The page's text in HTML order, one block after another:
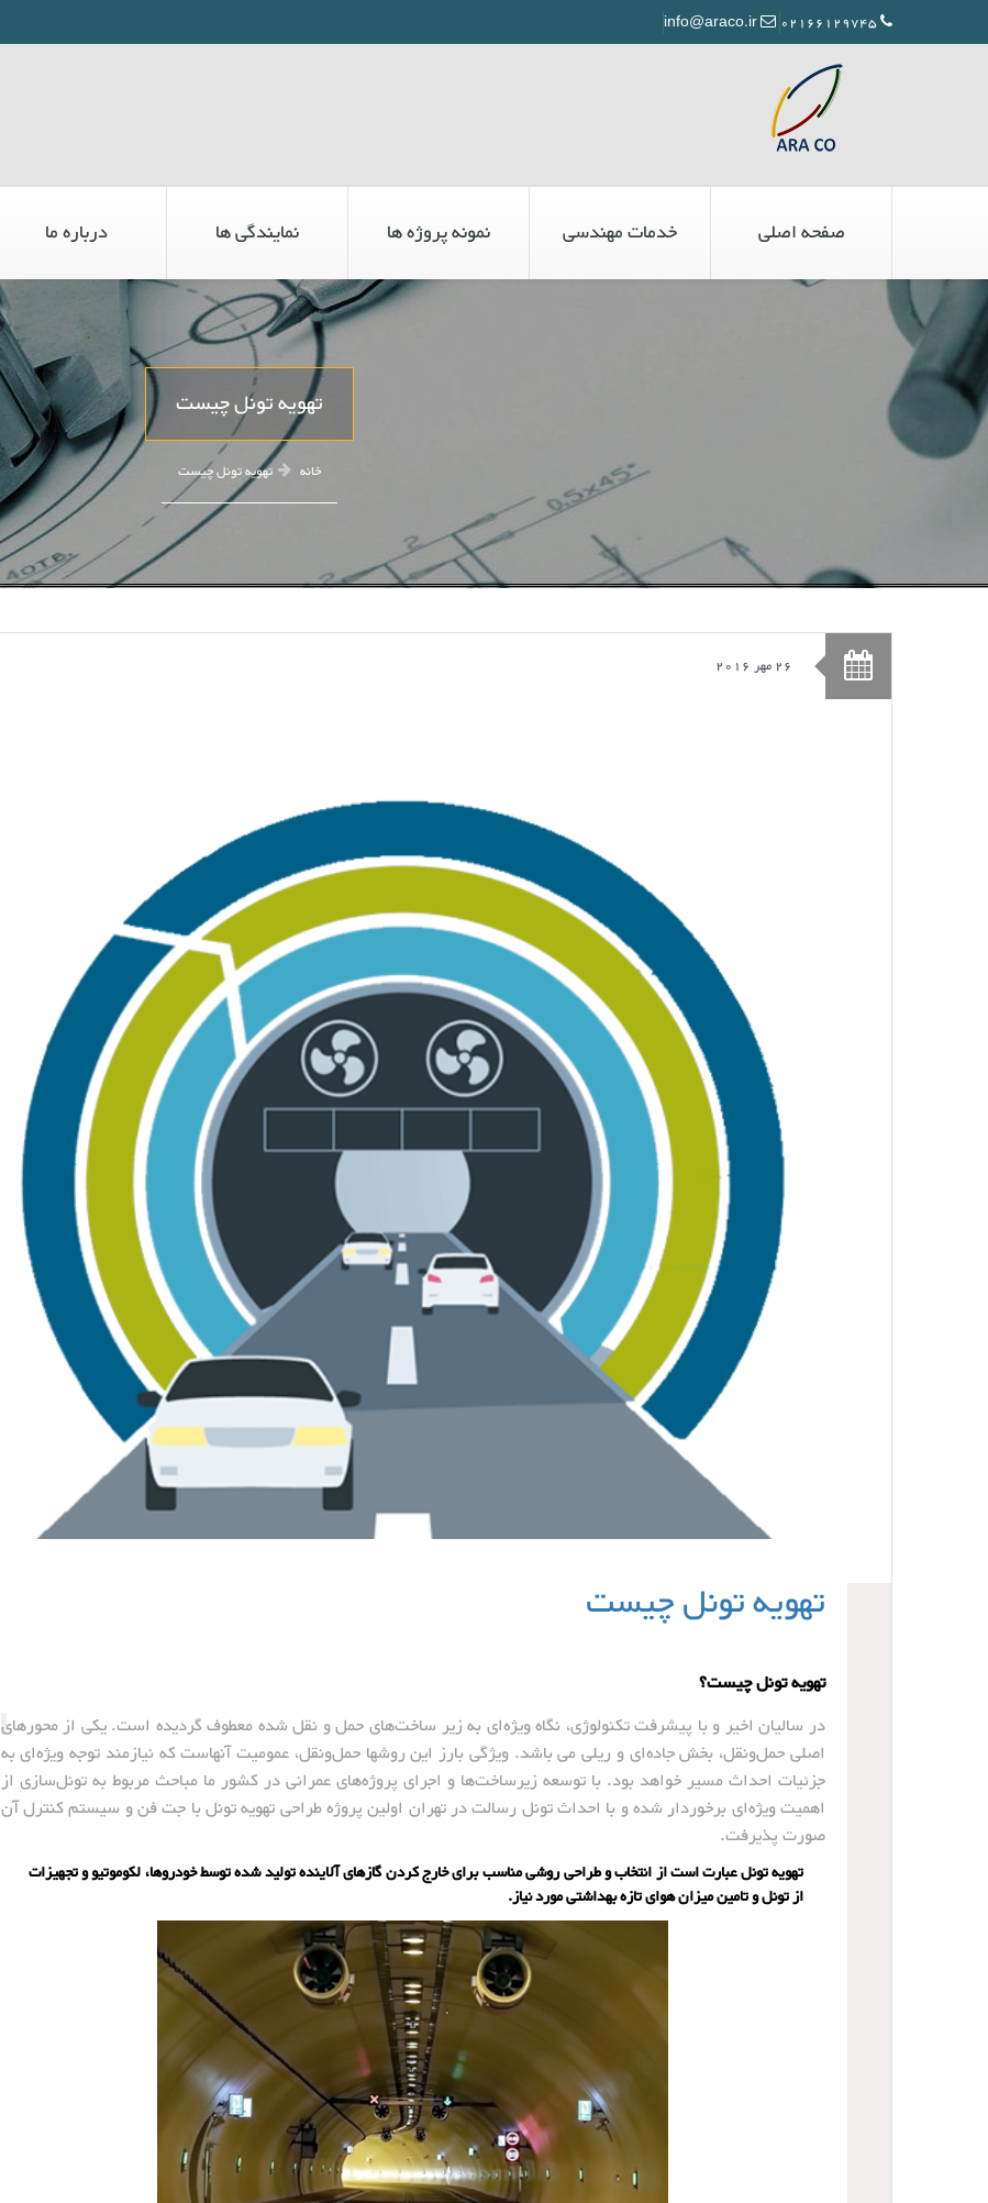
صفحه اصلی خدمات مهندسی نمونه پروژه ها نمایندگی ها درباره ما
تهویه تونل چیست
خانه تهویه تونل چیست
26 مهر 2016
تهویه تونل چیست
تهویه تونل چیست؟
در سالیان اخیر و با پیشرفت تکنولوژی، نگاه ویژه‌ای به زیر ساخت‌های حمل و نقل شده معطوف گردیده است. یکی از محورهای
اصلی حمل‌و‌نقل، بخش جاده‌ای و ریلی می باشد. ویژگی بارز این روشها حمل‌و‌نقل، عمومیت آنهاست که نیازمند توجه ویژه‌ای به
جزئیات احداث مسیر خواهد بود. با توسعه زیرساخت‌ها و اجرای پروژه‌های عمرانی در کشور ما مباحث مربوط به تونل‌سازی از
اهمیت ویژه‌ای برخوردار شده و با احداث تونل رسالت در تهران اولین پروژه طراحی تهویه تونل با جت فن و سیستم کنترل آن
صورت پذیرفت.
تهویه تونل عبارت است از انتخاب و طراحی روشی مناسب برای خارج کردن گازهای آلاینده تولید شده توسط خودروها، لکوموتیو و تجهیزات
از تونل و تامین میزان هوای تازه بهداشتی مورد نیاز.